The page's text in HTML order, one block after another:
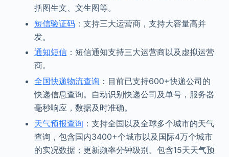
括图生文、文生图等。
短信验证码：支持三大运营商，支持大容量高并
发。
通知短信：短信通知支持三大运营商以及虚拟运营
商。
全国快递物流查询 ：目前已支持600+快递公司的
快递信息查询。自动识别快递公司及单号，服务器
毫秒响应，数据及时准确。
天气预报查询 ：支持全国以及全球多个城市的天气
查询，包含国内3400+个城市以及国际4万个城市
的实况数据；更新频率分钟级别。包含15天天气预